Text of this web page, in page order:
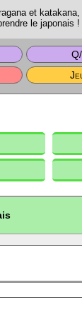
et
le japonais !